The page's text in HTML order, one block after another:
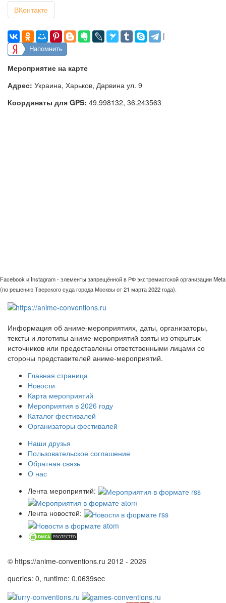
ВКонтакте
|
Напомнить
Мероприятие на карте
Адрес: Украина, Харьков, Дарвина ул. 9
Координаты для GPS: 49.998132, 36.243563
Facebook и Instagram - элементы запрещённой в РФ экстремистской организации Meta
(по решению Тверского суда города Москвы от 21 марта 2022 года).
Информация об аниме-мероприятиях, даты, организаторы,
тексты и логотипы аниме-мероприятий взяты из открытых
источников или предоставлены ответственными лицами со
стороны представителей аниме-мероприятий.
Главная страница
Новости
Карта мероприятий
Мероприятия в 2026 году
Каталог фестивалей
Организаторы фестивалей
Наши друзья
Пользовательское соглашение
Обратная связь
О нас
Лента мероприятий:
Лента новостей:
© https://anime-conventions.ru 2012 - 2026
queries: 0, runtime: 0,0639sec